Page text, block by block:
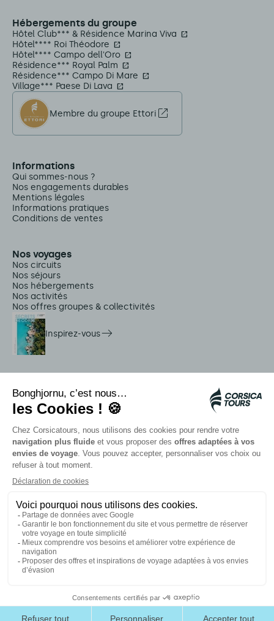
Carte
Hébergements du groupe
Hôtel Club*** & Résidence Marina Viva
Hôtel**** Roi Théodore
Hôtel**** Campo dell'Oro
Résidence*** Royal Palm
Résidence*** Campo Di Mare
Village*** Paese Di Lava
Membre du groupe Ettori
Informations
Qui sommes-nous ?
Nos engagements durables
Mentions légales
Informations pratiques
Conditions de ventes
Nos voyages
Nos circuits
Nos séjours
Nos hébergements
Nos activités
Nos offres groupes & collectivités
Inspirez-vous
Navettes Citadina
Alerte méduse
Autocars rapides bleus
Contactez nos conseillers
Nos partenaires